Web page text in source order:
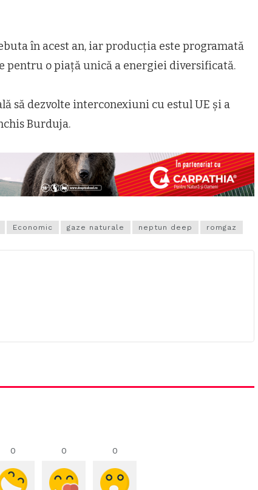
în acest an, iar producția este programată
pentru o piață unică a energiei diversificată.
să dezvolte interconexiuni cu estul UE și a
Burduja.
Economic gaze naturale neptun deep romgaz
0 0 0